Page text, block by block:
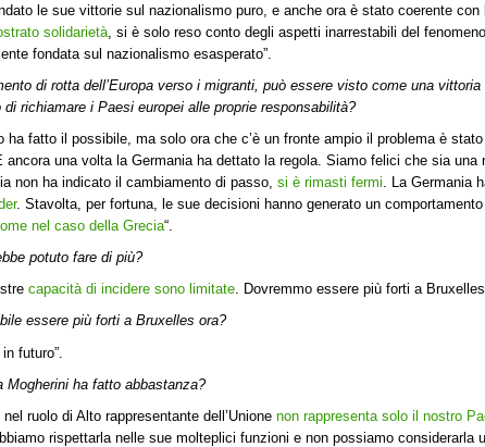
le sue vittorie sul nazionalismo puro, e anche ora è stato coerente con
solidarietà , si è solo reso conto degli aspetti inarrestabili del
fondata sul nazionalismo esasperato”.
di rotta dell’Europa verso i migranti, può essere visto come una
di richiamare i Paesi europei alle proprie responsabilità?
ha fatto il possibile, ma solo ora che c’è un fronte ampio il problema è
ancora una volta la Germania ha dettato la regola. Siamo felici che sia una
non ha indicato il cambiamento di passo, si è rimasti fermi. La Germania
. Stavolta, per fortuna, le sue decisioni hanno generato un
nel caso della Grecia“.
potuto fare di più?
capacità di incidere sono limitate. Dovremmo essere più forti a
essere più forti a Bruxelles ora?
futuro”.
Mogherini ha fatto abbastanza?
nel ruolo di Alto rappresentante dell’Unione non rappresenta solo il nostro
rispettarla nelle sue molteplici funzioni e non possiamo considerarla